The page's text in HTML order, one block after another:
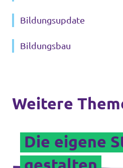
Bildungsupdate
Bildungsbau
Weitere
Die eigene